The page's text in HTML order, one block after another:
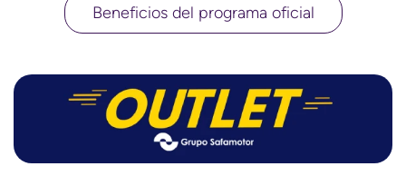
Beneficios del programa oficial